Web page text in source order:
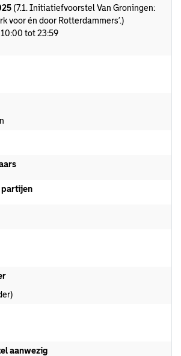
(7.1. Initiatiefvoorstel Van Groningen:
voor én door Rotterdammers’.)
tot 23:59
partijen
aanwezig